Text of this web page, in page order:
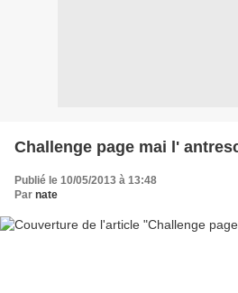
Challenge page mai l'
Publié le 10/05/2013 à 13:48
Par nate